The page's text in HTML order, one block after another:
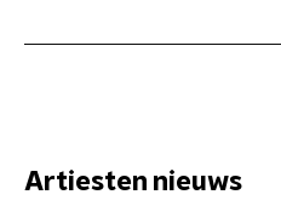
Artiesten nieuws